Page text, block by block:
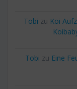
Tobi zu Koi
Tobi zu Eine